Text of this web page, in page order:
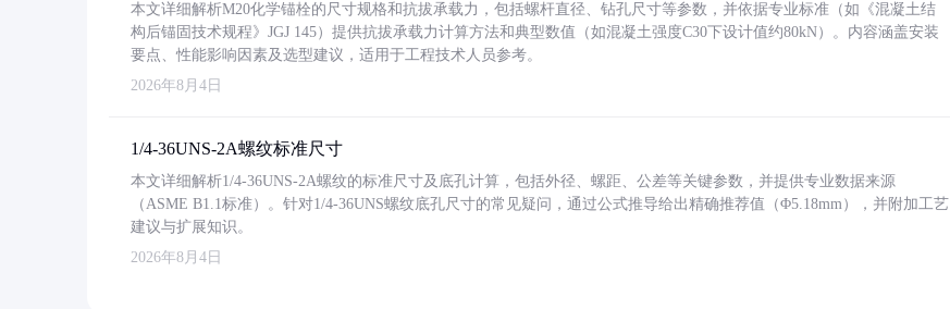
本文详细解析M20化学锚栓的尺寸规格和抗拔承载力，包括螺杆直径、钻孔尺寸等参数，并依据专业标准（如《混凝土结
构后锚固技术规程》JGJ 145）提供抗拔承载力计算方法和典型数值（如混凝土强度C30下设计值约80kN）。内容涵盖安装
要点、性能影响因素及选型建议，适用于工程技术人员参考。
2026年8月4日
1/4-36UNS-2A螺纹标准尺寸
本文详细解析1/4-36UNS-2A螺纹的标准尺寸及底孔计算，包括外径、螺距、公差等关键参数，并提供专业数据来源
（ASME B1.1标准）。针对1/4-36UNS螺纹底孔尺寸的常见疑问，通过公式推导给出精确推荐值（Φ5.18mm），并附加工艺
建议与扩展知识。
2026年8月4日